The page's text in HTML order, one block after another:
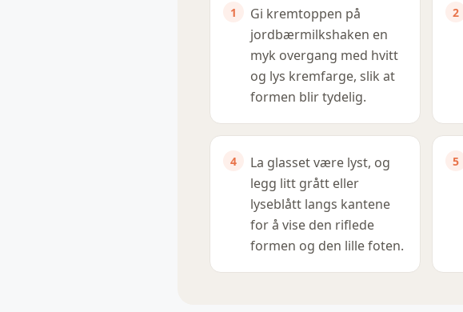
Gi kremtoppen på
jordbærmilkshaken en
myk overgang med hvitt
og lys kremfarge, slik at
formen blir tydelig.
La glasset være lyst, og
legg litt grått eller
lyseblått langs kantene
for å vise den riflede
formen og den lille foten.